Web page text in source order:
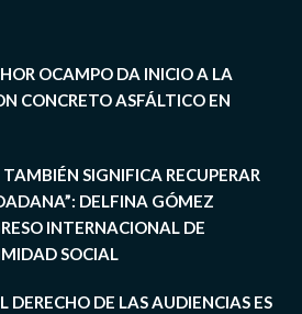
OCAMPO DA INICIO A LA
CONCRETO ASFÁLTICO EN
SIGNIFICA RECUPERAR
DELFINA GÓMEZ
INTERNACIONAL DE
SOCIAL
DERECHO DE LAS AUDIENCIAS ES